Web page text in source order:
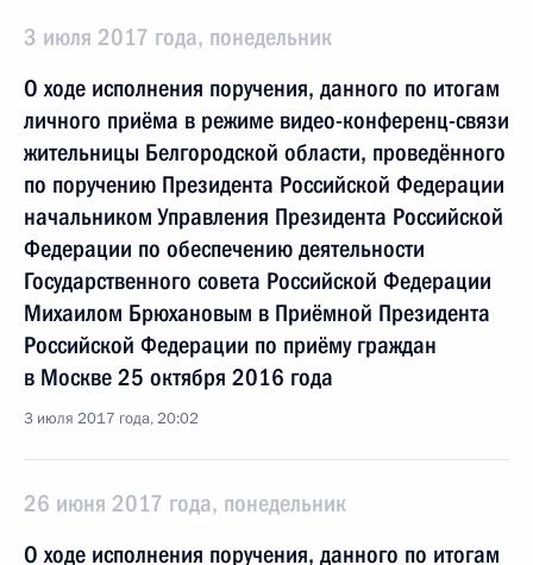
3 июля 2017 года, понедельник
О ходе исполнения поручения, данного по итогам
личного приёма в режиме видео-конференц-связи
жительницы Белгородской области, проведённого
по поручению Президента Российской Федерации
начальником Управления Президента Российской
Федерации по обеспечению деятельности
Государственного совета Российской Федерации
Михаилом Брюхановым в Приёмной Президента
Российской Федерации по приёму граждан
в Москве 25 октября 2016 года
3 июля 2017 года, 20:02
26 июня 2017 года, понедельник
О ходе исполнения поручения, данного по итогам